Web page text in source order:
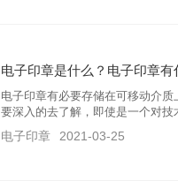
电子印章是什么？电子印章有
电子印章有必要存储在可移动介
要深入的去了解，即使是一个对技
像曾经那样把章锁在保险柜里，
里拿出来运用，用完后再放回去。
电子印章 2021-03-25